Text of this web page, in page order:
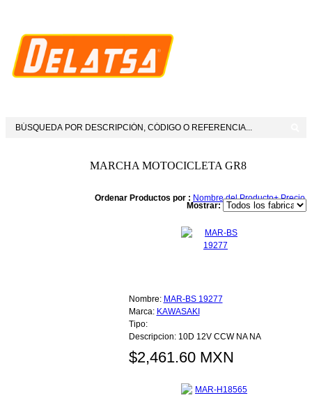
MARCHA MOTOCICLETA GR8
Mostrar:
Ordenar Productos por : Nombre del Producto+ Precio
Nombre: MAR-BS 19277
Marca: KAWASAKI
Tipo:
Descripcion: 10D 12V CCW NA NA
$2,461.60 MXN